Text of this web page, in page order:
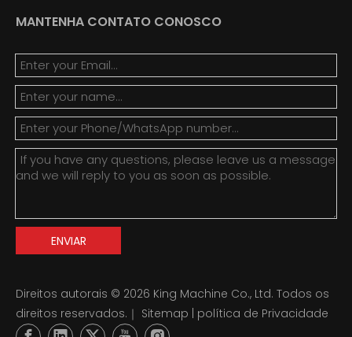
MANTENHA CONTATO CONOSCO
ENVIAR
Direitos autorais © 2026 King Machine Co., Ltd. Todos os
direitos reservados.｜ Sitemap política de Privacidade